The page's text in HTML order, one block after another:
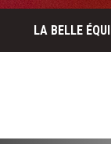
LA BELLE